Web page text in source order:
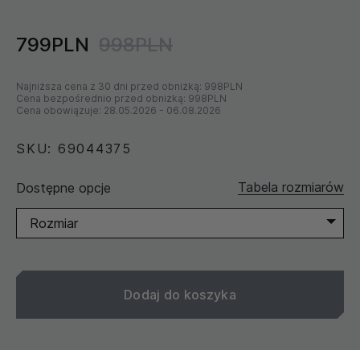
799PLN 998PLN
Najniższa cena z 30 dni przed obniżką: 998PLN
Cena bezpośrednio przed obniżką: 998PLN
Cena obowiązuje: 28.05.2026 - 06.08.2026
SKU: 69044375
Dostępne opcje Tabela rozmiarów
Rozmiar
Dodaj do koszyka